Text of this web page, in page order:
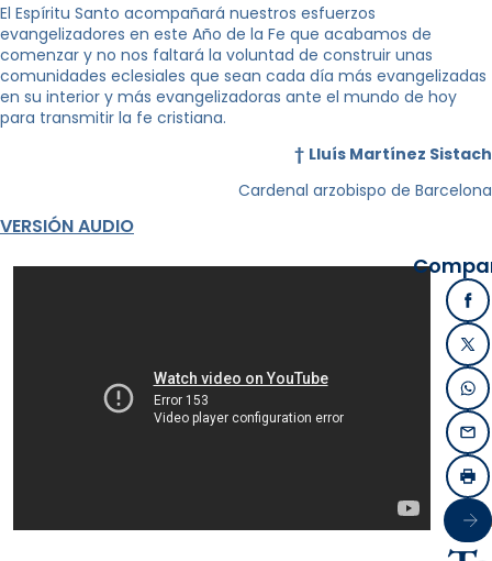
El Espíritu Santo acompañará nuestros esfuerzos
evangelizadores en este Año de la Fe que acabamos de
comenzar y no nos faltará la voluntad de construir unas
comunidades eclesiales que sean cada día más evangelizadas
en su interior y más evangelizadoras ante el mundo de hoy
para transmitir la fe cristiana.
† Lluís Martínez Sistach
Cardenal arzobispo de Barcelona
VERSIÓN AUDIO
X